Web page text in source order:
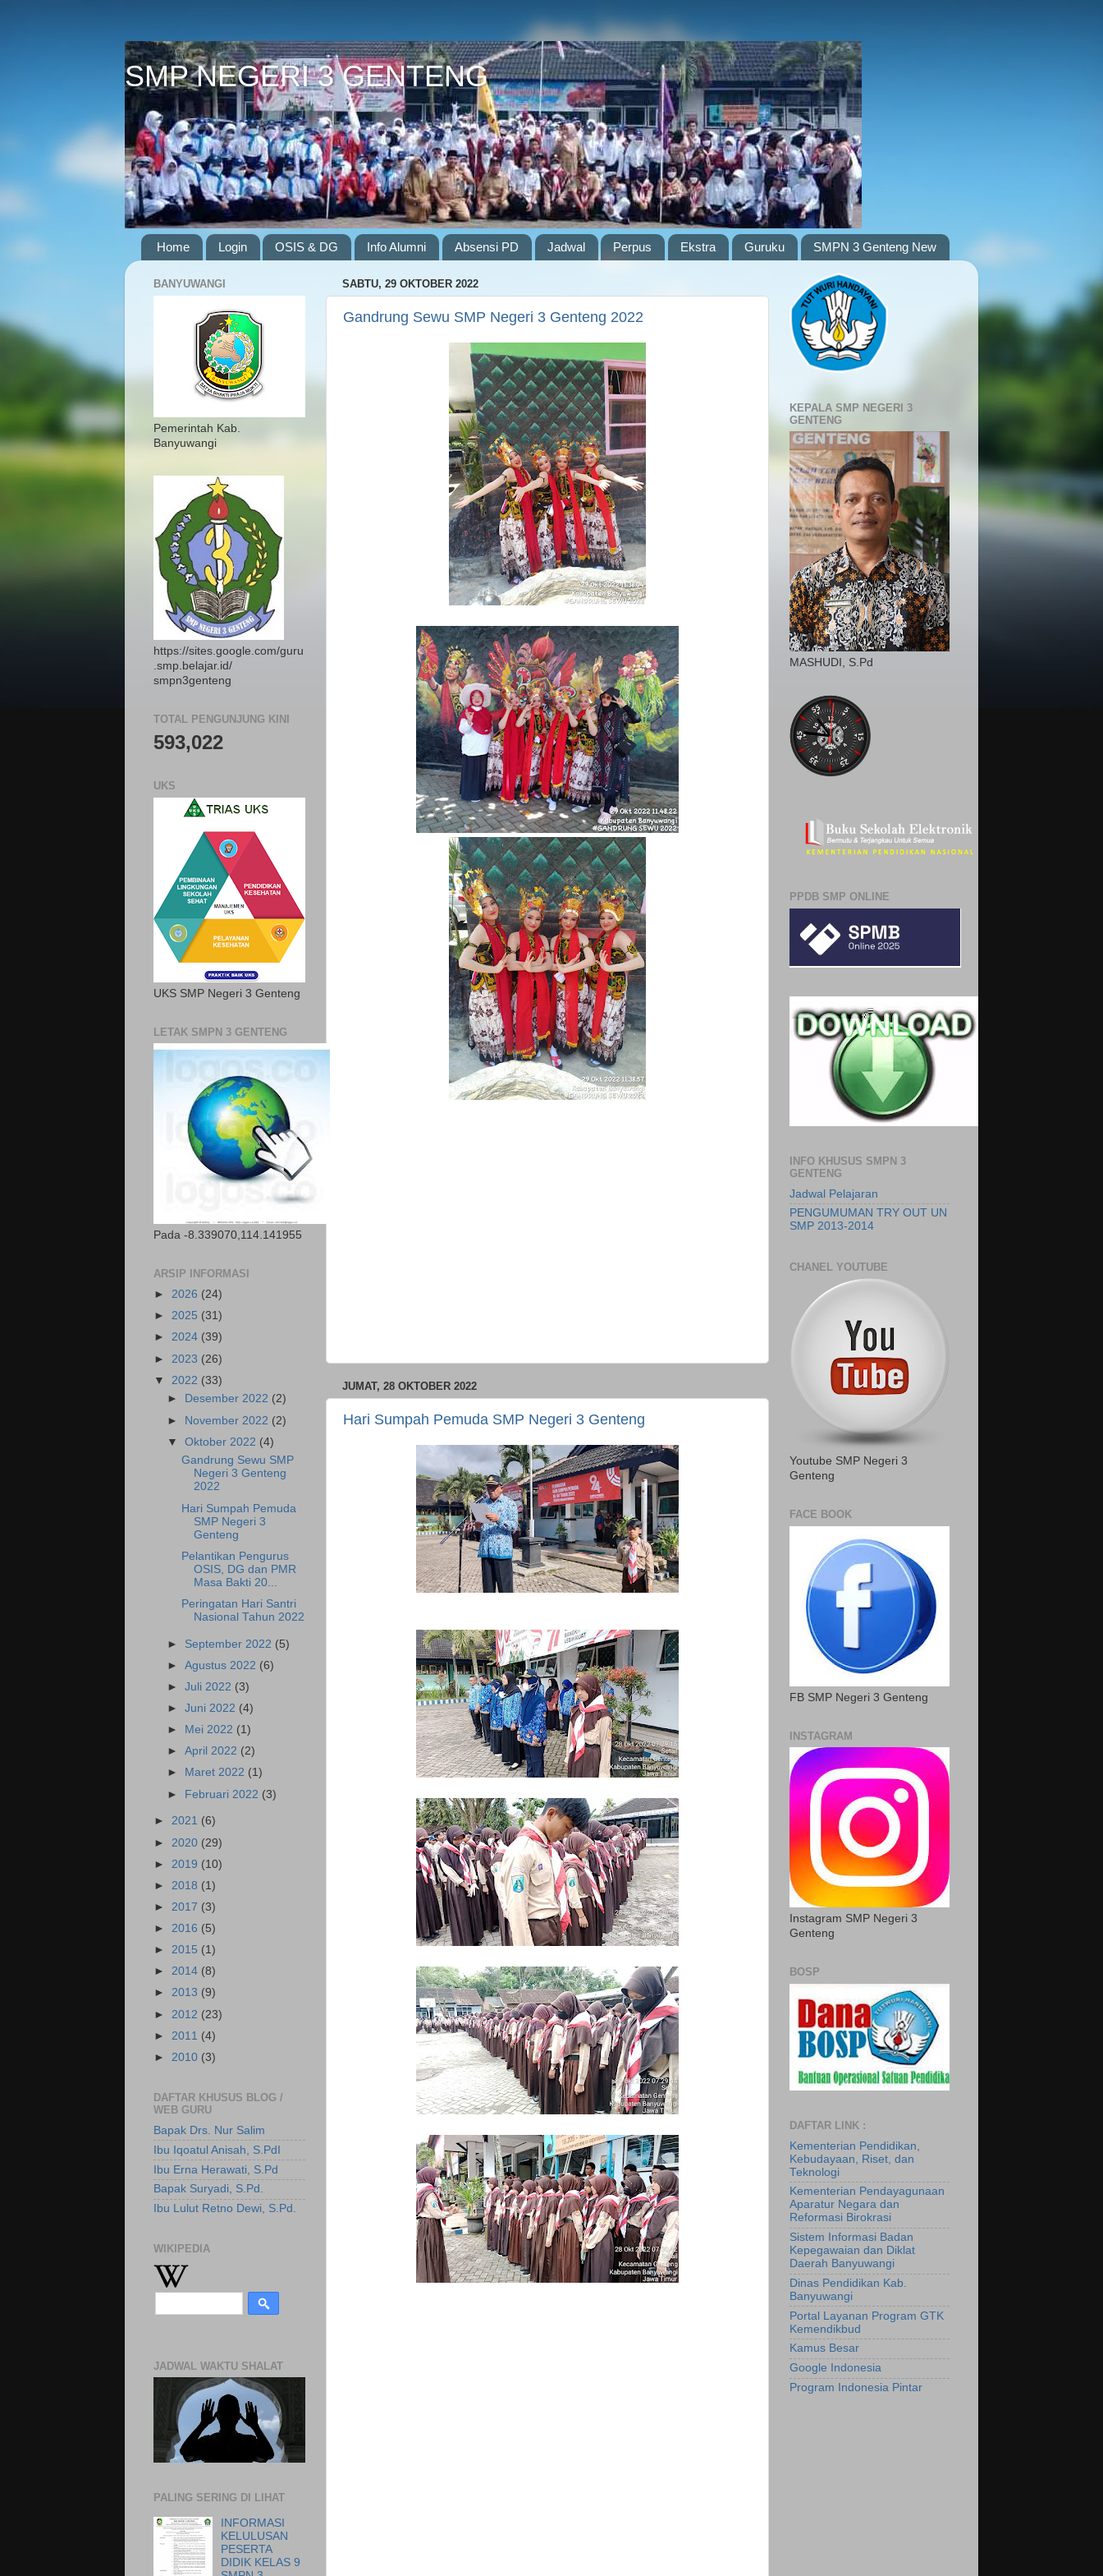
SMP NEGERI 3 GENTENG
Home Login OSIS & DG Info Alumni Absensi PD Jadwal Perpus Ekstra Guruku SMPN 3 Genteng New
SABTU, 29 OKTOBER 2022
Gandrung Sewu SMP Negeri 3 Genteng 2022
JUMAT, 28 OKTOBER 2022
Hari Sumpah Pemuda SMP Negeri 3 Genteng
BANYUWANGI
Pemerintah Kab.
Banyuwangi
https://sites.google.com/guru
.smp.belajar.id/
smpn3genteng
TOTAL PENGUNJUNG KINI
593,022
UKS
UKS SMP Negeri 3 Genteng
LETAK SMPN 3 GENTENG
Pada -8.339070,114.141955
ARSIP INFORMASI
► 2026 (24)
► 2025 (31)
► 2024 (39)
► 2023 (26)
▼ 2022 (33)
►
Desember 2022 (2)
► November 2022 (2)
▼Oktober 2022 (4)
Gandrung Sewu SMP
Negeri 3 Genteng
2022
Hari Sumpah Pemuda
SMP Negeri 3
Genteng
Pelantikan Pengurus
OSIS, DG dan PMR
Masa Bakti 20...
Peringatan Hari Santri
Nasional Tahun 2022
► September 2022 (5)
►Agustus 2022 (6)
►Juli 2022 (3)
►Juni 2022 (4)
►
Mei 2022 (1)
►April 2022 (2)
►
Maret 2022 (1)
► Februari 2022 (3)
► 2021 (6)
► 2020 (29)
► 2019 (10)
► 2018 (1)
► 2017 (3)
► 2016 (5)
► 2015 (1)
► 2014 (8)
► 2013 (9)
► 2012 (23)
► 2011 (4)
► 2010 (3)
DAFTAR KHUSUS BLOG /
WEB GURU
Bapak Drs. Nur Salim
Ibu Iqoatul Anisah, S.PdI
Ibu Erna Herawati, S.Pd
Bapak Suryadi, S.Pd.
Ibu Lulut Retno Dewi, S.Pd.
WIKIPEDIA
JADWAL WAKTU SHALAT
PALING SERING DI LIHAT
INFORMASI
KELULUSAN
PESERTA
DIDIK KELAS 9
KEPALA SMP NEGERI 3
GENTENG
MASHUDI, S.Pd
PPDB SMP ONLINE
INFO KHUSUS SMPN 3
GENTENG
Jadwal Pelajaran
PENGUMUMAN TRY OUT UN
SMP 2013-2014
CHANEL YOUTUBE
Youtube SMP Negeri 3
Genteng
FACE BOOK
FB SMP Negeri 3 Genteng
INSTAGRAM
Instagram SMP Negeri 3
Genteng
BOSP
DAFTAR LINK :
Kementerian Pendidikan,
Kebudayaan, Riset, dan
Teknologi
Kementerian Pendayagunaan
Aparatur Negara dan
Reformasi Birokrasi
Sistem Informasi Badan
Kepegawaian dan Diklat
Daerah Banyuwangi
Dinas Pendidikan Kab.
Banyuwangi
Portal Layanan Program GTK
Kemendikbud
Kamus Besar
Google Indonesia
Program Indonesia Pintar